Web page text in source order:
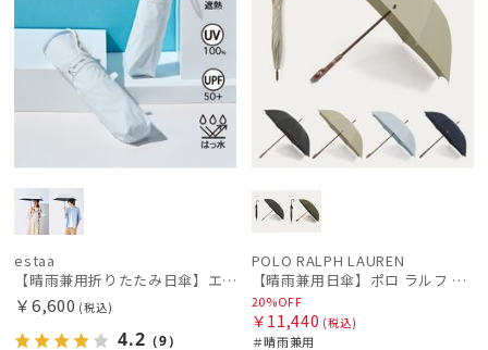
estaa
【晴雨兼用折りたたみ日傘】エスタ(estaa)REIKYAKUパラソル 50㎝ 世界初の放射冷却素材ラディクール 遮光100 UV100
￥6,600 (税込)
4.2 （9）
POLO RALPH LAUREN
【晴雨兼用日傘】ポロ ラルフ ローレン (POLO RALPH LAUREN) 無地刺繍 簡単開閉 遮光 遮熱 UV 日本製
20%OFF
￥11,440 (税込)
＃晴雨兼用